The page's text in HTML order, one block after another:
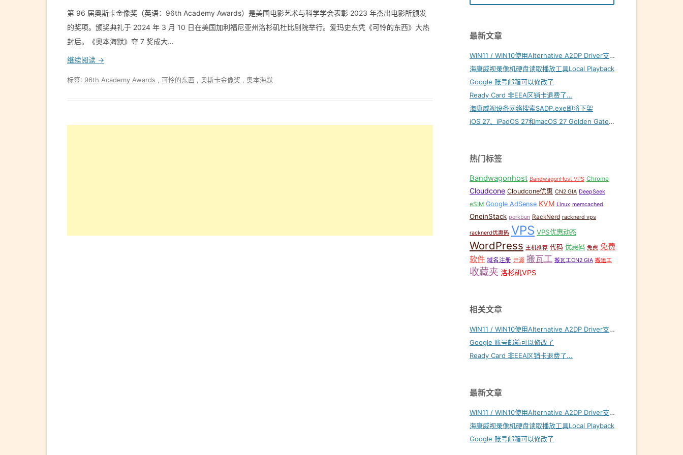
第 96 届奥斯卡金像奖（英语：96th Academy Awards）是美国电影艺术与科学学会表彰 2023 年杰出电影所颁发
的奖项。颁奖典礼于 2024 年 3 月 10 日在美国加利福尼亚州洛杉矶杜比剧院举行。爱玛史东凭《可怜的东西》大热
封后。《奥本海默》夺 7 奖成大…
继续阅读 →
标签: 96th Academy Awards 可怜的东西 奥斯卡金像奖 奥本海默
最新文章
WIN11 / WIN10使用Alternative A2DP Driver支持LDAC
海康威视录像机硬盘读取播放工具Local Playback
Google 账号邮箱可以修改了
Ready Card 非EEA区销卡退费了…
海康威视设备网络搜索SADP.exe即将下架
iOS 27、iPadOS 27和macOS 27 Golden Gate内置壁纸下载
热门标签
Bandwagonhost BandwagonHost VPS Chrome
Cloudcone Cloudcone优惠 CN2 GIA DeepSeek
eSIM Google AdSense KVM Linux memcached
OneinStack porkbun RackNerd racknerd vps
racknerd优惠码 VPS VPS优惠动态
WordPress 主机推荐 代码 优惠码 免费 免费
软件 域名注册 开源 搬瓦工 搬瓦工CN2 GIA 搬运工
收藏夹 洛杉矶VPS
相关文章
WIN11 / WIN10使用Alternative A2DP Driver支持LDAC
Google 账号邮箱可以修改了
Ready Card 非EEA区销卡退费了...
最新文章
WIN11 / WIN10使用Alternative A2DP Driver支持LDAC
海康威视录像机硬盘读取播放工具Local Playback
Google 账号邮箱可以修改了